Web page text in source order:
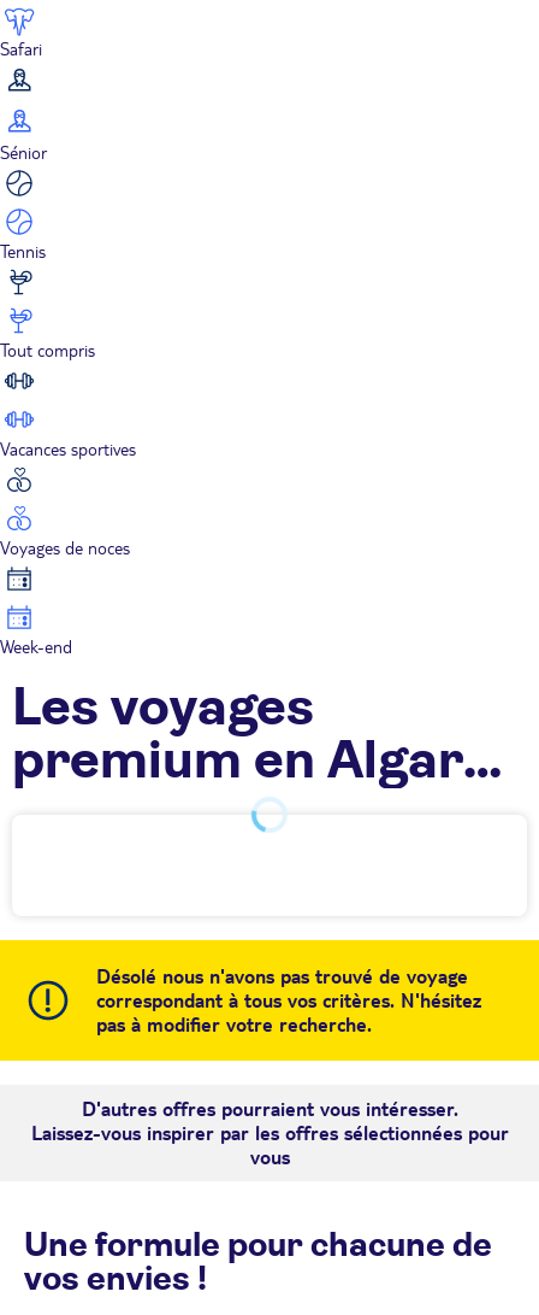
Safari
Sénior
Tennis
Tout compris
Vacances sportives
Voyages de noces
Week-end
Les voyages
premium en Algarve
Désolé nous n'avons pas trouvé de voyage
correspondant à tous vos critères. N'hésitez
pas à modifier votre recherche.
D'autres offres pourraient vous intéresser.
Laissez-vous inspirer par les offres sélectionnées pour
vous
Une formule pour chacune de
vos envies !